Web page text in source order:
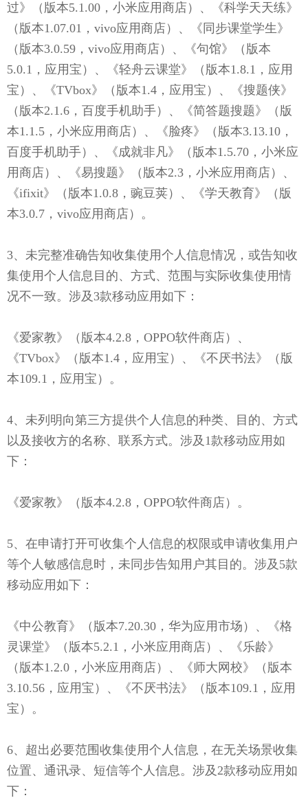
过》（版本5.1.00，小米应用商店）、《科学天天练》
（版本1.07.01，vivo应用商店）、《同步课堂学生》
（版本3.0.59，vivo应用商店）、《句馆》（版本
5.0.1，应用宝）、《轻舟云课堂》（版本1.8.1，应用
宝）、《TVbox》（版本1.4，应用宝）、《搜题侠》
（版本2.1.6，百度手机助手）、《简答题搜题》（版
本1.1.5，小米应用商店）、《脸疼》（版本3.13.10，
百度手机助手）、《成就非凡》（版本1.5.70，小米应
用商店）、《易搜题》（版本2.3，小米应用商店）、
《ifixit》（版本1.0.8，豌豆荚）、《学天教育》（版
本3.0.7，vivo应用商店）。
3、未完整准确告知收集使用个人信息情况，或告知收
集使用个人信息目的、方式、范围与实际收集使用情
况不一致。涉及3款移动应用如下：
《爱家教》（版本4.2.8，OPPO软件商店）、
《TVbox》（版本1.4，应用宝）、《不厌书法》（版
本109.1，应用宝）。
4、未列明向第三方提供个人信息的种类、目的、方式
以及接收方的名称、联系方式。涉及1款移动应用如
下：
《爱家教》（版本4.2.8，OPPO软件商店）。
5、在申请打开可收集个人信息的权限或申请收集用户
等个人敏感信息时，未同步告知用户其目的。涉及5款
移动应用如下：
《中公教育》（版本7.20.30，华为应用市场）、《格
灵课堂》（版本5.2.1，小米应用商店）、《乐龄》
（版本1.2.0，小米应用商店）、《师大网校》（版本
3.10.56，应用宝）、《不厌书法》（版本109.1，应用
宝）。
6、超出必要范围收集使用个人信息，在无关场景收集
位置、通讯录、短信等个人信息。涉及2款移动应用如
下：